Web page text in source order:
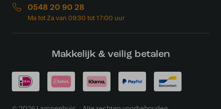
0548 20 90 28
Makkelijk & veilig betalen